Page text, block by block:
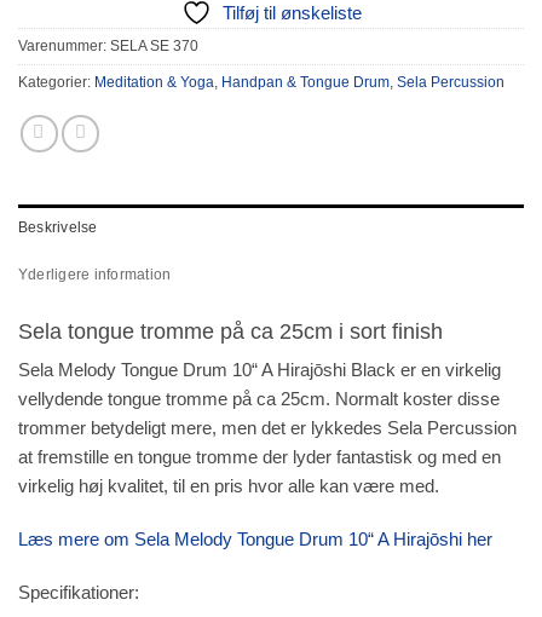
Tilføj til ønskeliste
Varenummer: SELA SE 370
Kategorier: Meditation & Yoga, Handpan & Tongue Drum, Sela Percussion
Beskrivelse
Yderligere information
Sela tongue tromme på ca 25cm i sort finish
Sela Melody Tongue Drum 10“ A Hirajōshi Black er en virkelig
vellydende tongue tromme på ca 25cm. Normalt koster disse
trommer betydeligt mere, men det er lykkedes Sela Percussion
at fremstille en tongue tromme der lyder fantastisk og med en
virkelig høj kvalitet, til en pris hvor alle kan være med.
Læs mere om Sela Melody Tongue Drum 10“ A Hirajōshi her
Specifikationer: